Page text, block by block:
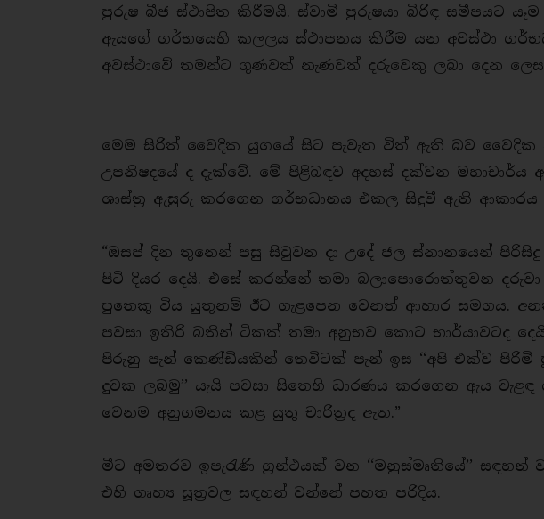
පුරුෂ බීජ ස්ථාපිත කිරීමයි. ස්වාමි පුරුෂයා බිරිඳ සමීපයට
ඇයගේ ගර්භයෙහි කලලය ස්ථාපනය කිරීම යන අවස්ථා
අවස්ථාවේ තමන්ට ගුණවත් නැණවත් දරුවෙකු ලබා දෙන
මෙම සිරිත් වෛදික යුගයේ සිට පැවැත විත් ඇති බව වෛදික
උපනිෂදයේ ද දැක්වේ. මේ පිළිබඳව අදහස් දක්වන
ශාස්ත්‍ර ඇසුරු කරගෙන ගර්භධානය එකල සිදුවී ඇති
“ඔසප් දින තුනෙන් පසු සිවුවන දා උදේ ජල ස්නානයෙන් පිරිසිදු
පිටි දියර දෙයි. එසේ කරන්නේ තමා බලාපොරොත්තුවන
පුතෙකු විය යුතුනම් ඊට ගැළපෙන වෙනත් ආහාර සමගය.
පවසා ඉතිරි බතින් ටිකක් තමා අනුභව කොට භාර්යාවටද
පිරුනු පැන් කෙණ්ඩියකින් තෙවිටක් පැන් ඉස ‘‘අපි එක්ව පිරිමි
දුවක ලබමු’’ යැයි පවසා සිතෙහි ධාරණය කරගෙන ඇය
වෙනම අනුගමනය කළ යුතු චාරිත්‍රද ඇත.”
මීට අමතරව ඉපැරැණි ග්‍රන්ථයක් වන ‘‘මනුස්මෘතියේ’’
එහි ගෘහ්‍ය සූත්‍රවල සඳහන් වන්නේ පහත පරිදිය.